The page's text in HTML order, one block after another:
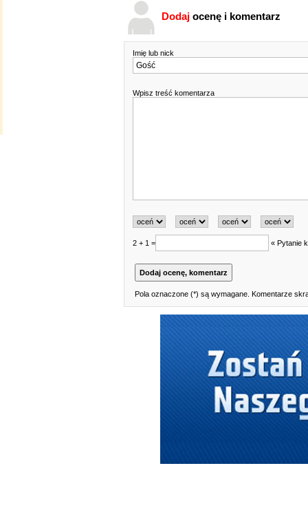
Dodajocenę i komentarz
Imię lub nick
Wpisz treść komentarza
2 + 1 = « Pytanie
Pola oznaczone (*) są wymagane. Komentarze